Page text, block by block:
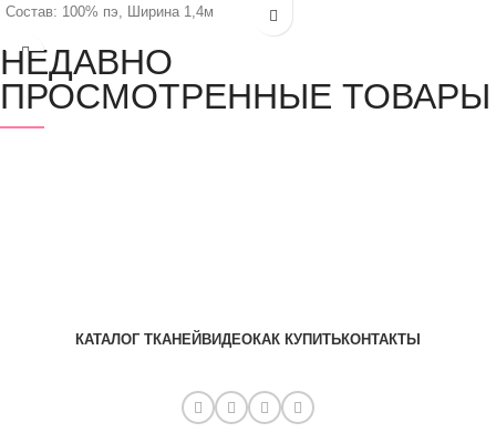
Состав: 100% пэ, Ширина 1,4м
НЕДАВНО
ПРОСМОТРЕННЫЕ ТОВАРЫ
КАТАЛОГ ТКАНЕЙ ВИДЕОКАК КУПИТЬКОНТАКТЫ